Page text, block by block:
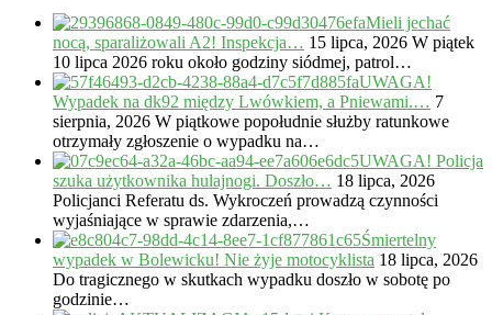
Mieli jechać
nocą, sparaliżowali A2! Inspekcja… 15 lipca, 2026 W piątek
10 lipca 2026 roku około godziny siódmej, patrol…
UWAGA!
Wypadek na dk92 między Lwówkiem, a Pniewami.… 7
sierpnia, 2026 W piątkowe popołudnie służby ratunkowe
otrzymały zgłoszenie o wypadku na…
UWAGA! Policja
szuka użytkownika hulajnogi. Doszło… 18 lipca, 2026
Policjanci Referatu ds. Wykroczeń prowadzą czynności
wyjaśniające w sprawie zdarzenia,…
Śmiertelny
wypadek w Bolewicku! Nie żyje motocyklista 18 lipca, 2026
Do tragicznego w skutkach wypadku doszło w sobotę po
godzinie…